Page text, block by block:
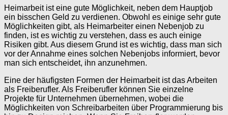
Heimarbeit ist eine gute Möglichkeit, neben dem Hauptjob
ein bisschen Geld zu verdienen. Obwohl es einige sehr gute
Möglichkeiten gibt, als Heimarbeiter einen Nebenjob zu
finden, ist es wichtig zu verstehen, dass es auch einige
Risiken gibt. Aus diesem Grund ist es wichtig, dass man sich
vor der Annahme eines solchen Nebenjobs informiert, bevor
man sich entscheidet, ihn anzunehmen.
Eine der häufigsten Formen der Heimarbeit ist das Arbeiten
als Freiberufler. Als Freiberufler können Sie einzelne
Projekte für Unternehmen übernehmen, wobei die
Möglichkeiten von Schreibarbeiten über Programmierung bis